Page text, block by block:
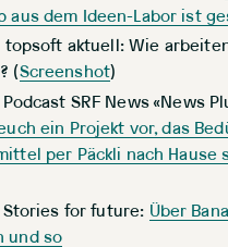
aus dem Ideen-Labor ist
topsoft aktuell: Wie
(Screenshot)
SRF News «News
ein Projekt vor, das
per Päckli nach Hause
Stories for future: Über
und so